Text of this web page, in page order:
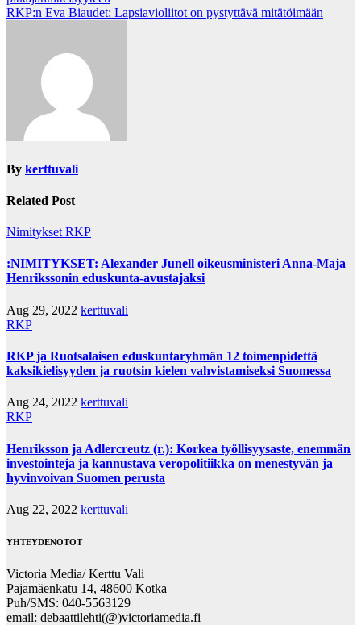
navigation
RKP:n Eva Biaudet: Lapsiavioliitot on pystyttävä mitätöimään
By kerttuvali
Related Post
Nimitykset RKP
:NIMITYKSET: Alexander Junell oikeusministeri Anna-Maja
Henrikssonin eduskunta-avustajaksi
Aug 29, 2022 kerttuvali
RKP
RKP ja Ruotsalaisen eduskuntaryhmän 12 toimenpidettä
kaksikielisyyden ja ruotsin kielen vahvistamiseksi Suomessa
Aug 24, 2022 kerttuvali
RKP
Henriksson ja Adlercreutz (r.): Korkea työllisyysaste, enemmän
investointeja ja kannustava veropolitiikka on menestyvän ja
hyvinvoivan Suomen perusta
Aug 22, 2022 kerttuvali
YHTEYDENOTOT
Victoria Media/ Kerttu Vali
Pajamäenkatu 14, 48600 Kotka
Puh/SMS: 040-5563129
email: debaattilehti(@)victoriamedia.fi